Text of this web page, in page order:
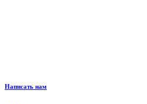
Написать нам